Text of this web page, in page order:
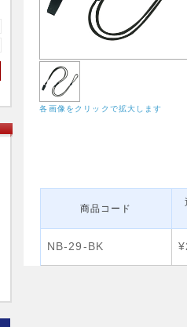
各画像をクリックで拡大します
商品コード
NB-29-BK